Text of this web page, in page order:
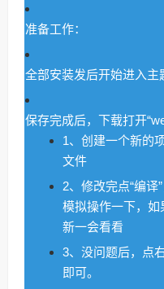
准备工作：
全部安装发后开始进入主
保存完成后，下载打开
1、创建一个新的
文件
2、修改完点“编译
模拟操作一下，如
新一会看看
3、没问题后，点
即可。